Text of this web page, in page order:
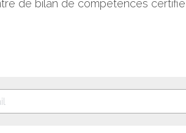
de bilan de compétences certifié